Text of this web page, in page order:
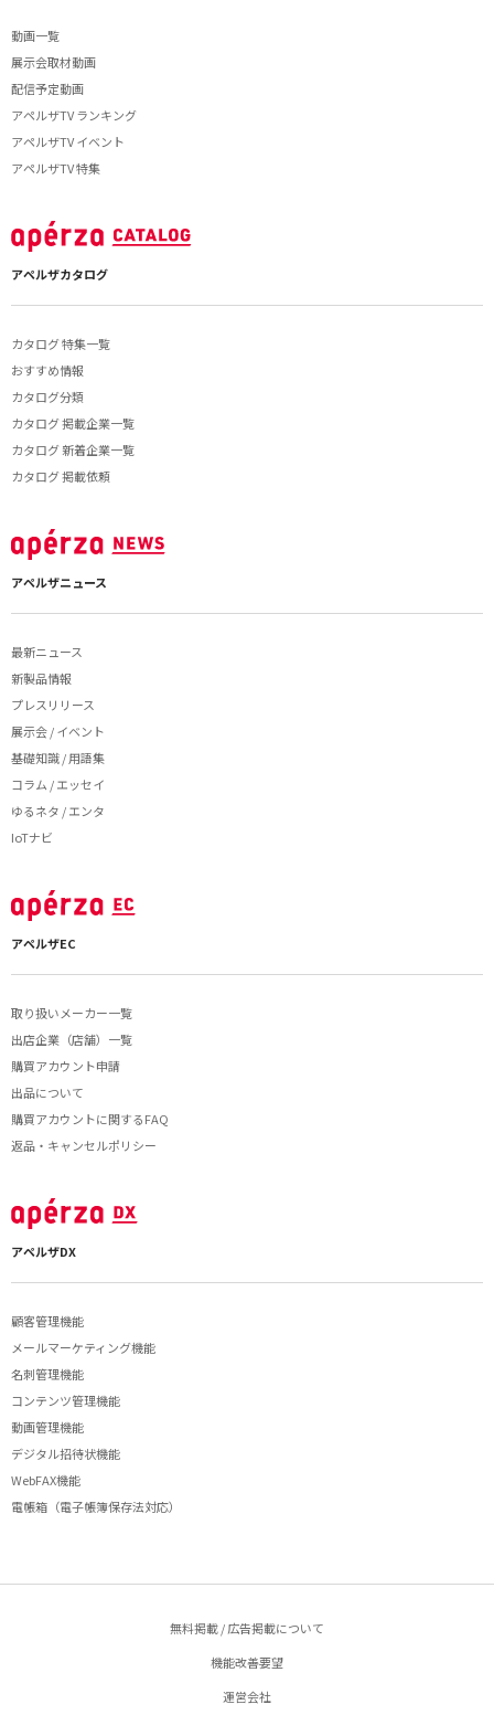
動画一覧
展示会取材動画
配信予定動画
アペルザTV ランキング
アペルザTV イベント
アペルザTV 特集
アペルザカタログ
カタログ 特集一覧
おすすめ情報
カタログ分類
カタログ 掲載企業一覧
カタログ 新着企業一覧
カタログ 掲載依頼
アペルザニュース
最新ニュース
新製品情報
プレスリリース
展示会 / イベント
基礎知識 / 用語集
コラム / エッセイ
ゆるネタ / エンタ
IoTナビ
アペルザEC
取り扱いメーカー一覧
出店企業（店舗）一覧
購買アカウント申請
出品について
購買アカウントに関するFAQ
返品・キャンセルポリシー
アペルザDX
顧客管理機能
メールマーケティング機能
名刺管理機能
コンテンツ管理機能
動画管理機能
デジタル招待状機能
WebFAX機能
電帳箱（電子帳簿保存法対応）
無料掲載 / 広告掲載について
機能改善要望
運営会社